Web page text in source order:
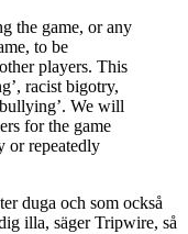
the game, or any
to be
players. This
racist bigotry,
We will
for the game
or repeatedly
duga och som också
illa, säger Tripwire, så